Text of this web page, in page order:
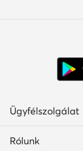
Ügyfélszolgálat
Rólunk